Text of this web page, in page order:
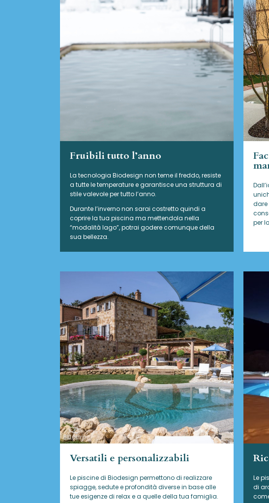
Fruibili tutto l’anno
La tecnologia Biodesign non teme il freddo, resiste
a tutte le temperature e garantisce una struttura di
stile valevole per tutto l’anno.
Durante l’inverno non sarai costretto quindi a
coprire la tua piscina ma mettendola nella
“modalità lago”, potrai godere comunque della
sua bellezza.
dare
per
Versatili e personalizzabili
Le piscine di Biodesign permettono di realizzare
spiagge, sedute e profondità diverse in base alle
tue esigenze di relax e a quelle della tua famiglia.
Le
di